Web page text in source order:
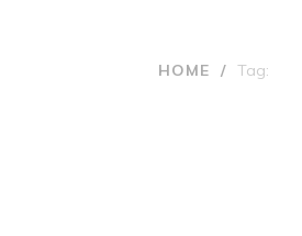
HOME / Tag: